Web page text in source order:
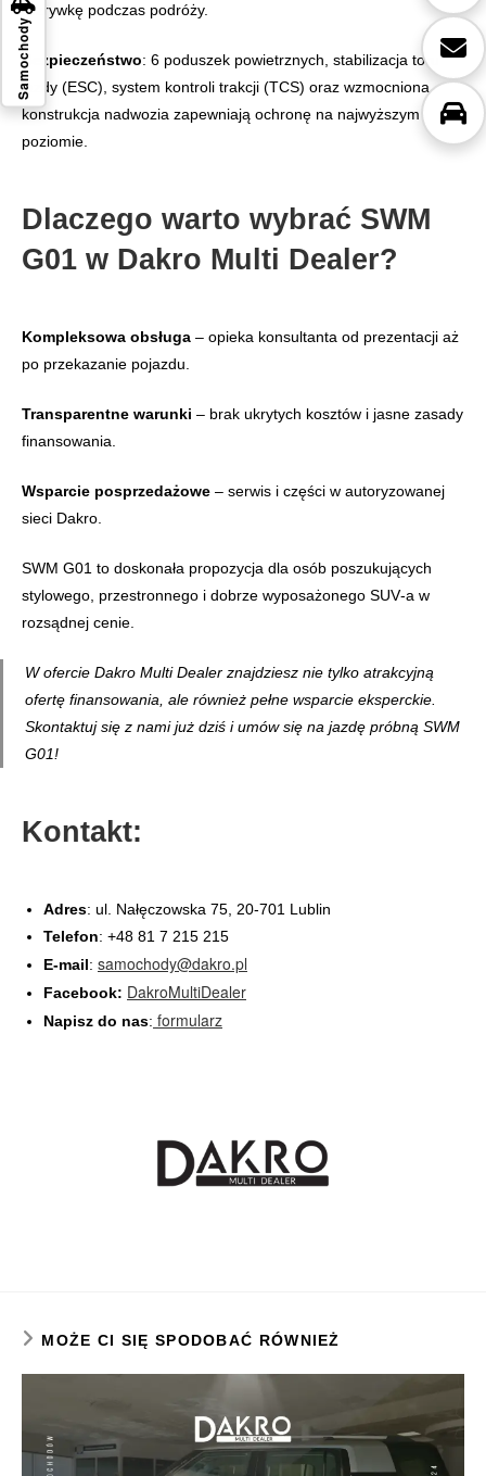
rozrywkę podczas podróży.
Bezpieczeństwo: 6 poduszek powietrznych, stabilizacja toru
jazdy (ESC), system kontroli trakcji (TCS) oraz wzmocniona
konstrukcja nadwozia zapewniają ochronę na najwyższym
poziomie.
Dlaczego warto wybrać SWM
G01 w Dakro Multi Dealer?
Kompleksowa obsługa – opieka konsultanta od prezentacji aż
po przekazanie pojazdu.
Transparentne warunki – brak ukrytych kosztów i jasne zasady
finansowania.
Wsparcie posprzedażowe – serwis i części w autoryzowanej
sieci Dakro.
SWM G01 to doskonała propozycja dla osób poszukujących
stylowego, przestronnego i dobrze wyposażonego SUV‑a w
rozsądnej cenie.
W ofercie Dakro Multi Dealer znajdziesz nie tylko atrakcyjną
ofertę finansowania, ale również pełne wsparcie eksperckie.
Skontaktuj się z nami już dziś i umów się na jazdę próbną SWM
G01!
Kontakt:
Adres: ul. Nałęczowska 75, 20-701 Lublin
Telefon: +48 81 7 215 215
E-mail: samochody@dakro.pl
Facebook: DakroMultiDealer
Napisz do nas: formularz
MOŻE CI SIĘ SPODOBAĆ RÓWNIEŻ
Samochody